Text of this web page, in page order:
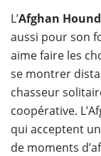
L’Afghan Hound
aussi pour son
aime faire les
se montrer
chasseur
coopérative.
qui acceptent
de moments